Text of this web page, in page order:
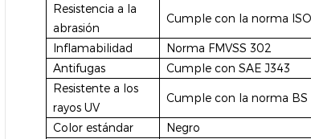
Resistencia a la
abrasión
Cumple con la norma
Inflamabilidad
Norma FMVSS 302
Antifugas
Cumple con SAE J343
Resistente a los
rayos UV
Cumple con la norma BS
Color estándar
Negro